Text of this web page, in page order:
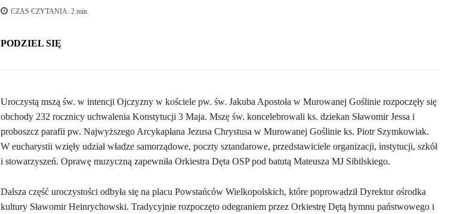
CZAS CZYTANIA: 2 min.
PODZIEL SIĘ
Uroczystą mszą św. w intencji Ojczyzny w kościele pw. św. Jakuba Apostoła w Murowanej Goślinie rozpoczęły się
obchody 232 rocznicy uchwalenia Konstytucji 3 Maja. Mszę św. koncelebrowali ks. dziekan Sławomir Jessa i
proboszcz parafii pw. Najwyższego Arcykapłana Jezusa Chrystusa w Murowanej Goślinie ks. Piotr Szymkowiak.
W eucharystii wzięły udział władze samorządowe, poczty sztandarowe, przedstawiciele organizacji, instytucji, szkół
i stowarzyszeń. Oprawę muzyczną zapewniła Orkiestra Dęta OSP pod batutą Mateusza MJ Sibilskiego.
Dalsza część uroczystości odbyła się na placu Powstańców Wielkopolskich, które poprowadził Dyrektor ośrodka
kultury Sławomir Heinrychowski. Tradycyjnie rozpoczęto odegraniem przez Orkiestrę Dętą hymnu państwowego i